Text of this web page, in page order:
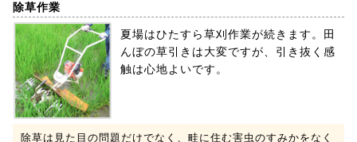
除草作業
夏場はひたすら草刈作業が続きます。田
んぼの草引きは大変ですが、引き抜く感
触は心地よいです。
除草は見た目の問題だけでなく、畦に住む害虫のすみかをなく